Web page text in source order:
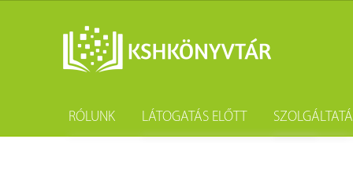
RÓLUNK LÁTOGATÁS ELŐTT